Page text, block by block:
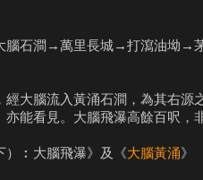
腦石澗→萬里長城→打瀉油坳→
經大腦流入黃涌石澗，為其右
能看見。大腦飛瀑高餘百呎，
）︰大腦飛瀑》及《大腦黃涌》